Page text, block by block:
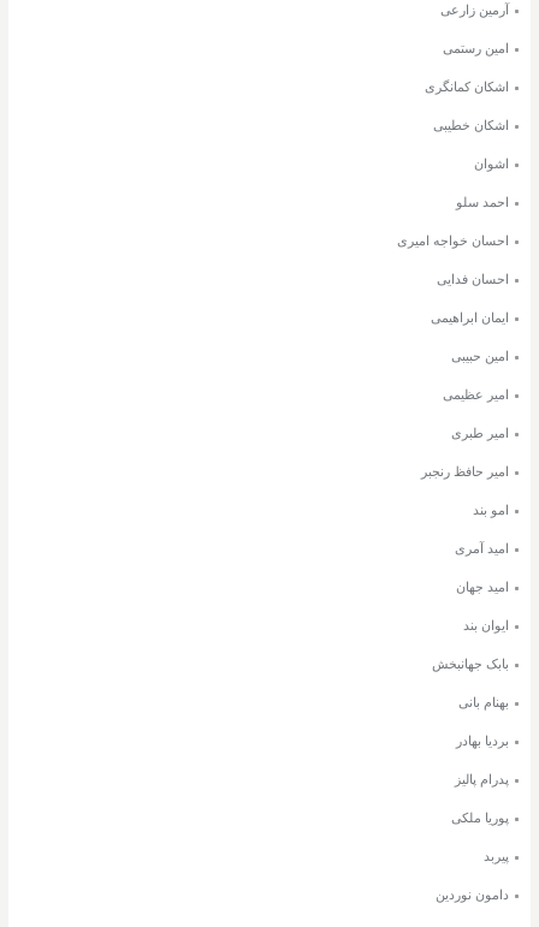
آرمین زارعی
امین رستمی
اشکان کمانگری
اشکان خطیبی
اشوان
احمد سلو
احسان خواجه امیری
احسان فدایی
ایمان ابراهیمی
امین حبیبی
امیر عظیمی
امیر طبری
امیر حافظ رنجبر
امو بند
امید آمری
امید جهان
ایوان بند
بابک جهانبخش
بهنام بانی
بردیا بهادر
پدرام پالیز
پوریا ملکی
پیربد
دامون نوردین